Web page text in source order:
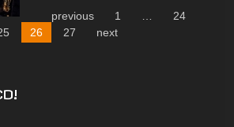
previous 1
24
26 27 next